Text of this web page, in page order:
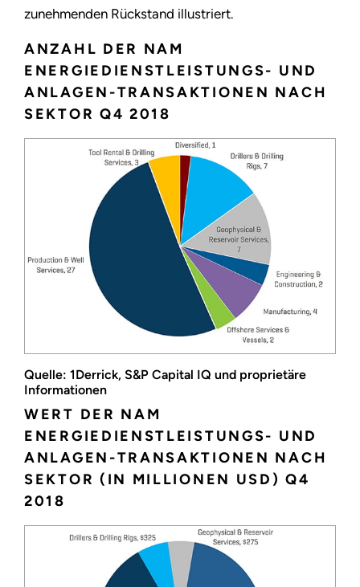
zunehmenden Rückstand illustriert.
ANZAHL DER NAM
ENERGIEDIENSTLEISTUNGS- UND
ANLAGEN-TRANSAKTIONEN NACH
SEKTOR Q4 2018
Quelle: 1Derrick, S&P Capital IQ und proprietäre
Informationen
WERT DER NAM
ENERGIEDIENSTLEISTUNGS- UND
ANLAGEN-TRANSAKTIONEN NACH
SEKTOR (IN MILLIONEN USD) Q4
2018